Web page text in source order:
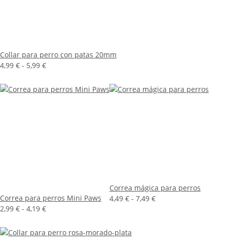
Collar para perro con patas 20mm
4,99 € - 5,99 €
Correa para perros Mini Paws
2,99 € - 4,19 €
Correa mágica para perros
4,49 € - 7,49 €